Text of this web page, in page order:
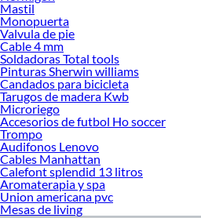
Mastil
Monopuerta
Valvula de pie
Cable 4 mm
Soldadoras Total tools
Pinturas Sherwin williams
Candados para bicicleta
Tarugos de madera Kwb
Microriego
Accesorios de futbol Ho soccer
Trompo
Audifonos Lenovo
Cables Manhattan
Calefont splendid 13 litros
Aromaterapia y spa
Union americana pvc
Mesas de living